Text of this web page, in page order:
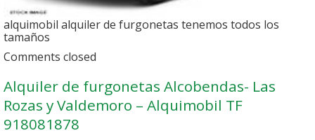
alquimobil alquiler de furgonetas tenemos todos los
tamaños
Comments closed
Alquiler de furgonetas Alcobendas- Las
Rozas y Valdemoro – Alquimobil TF
918081878